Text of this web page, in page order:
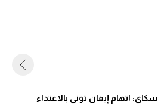
سكاي: اتهام إيفان توني بالاعتداء